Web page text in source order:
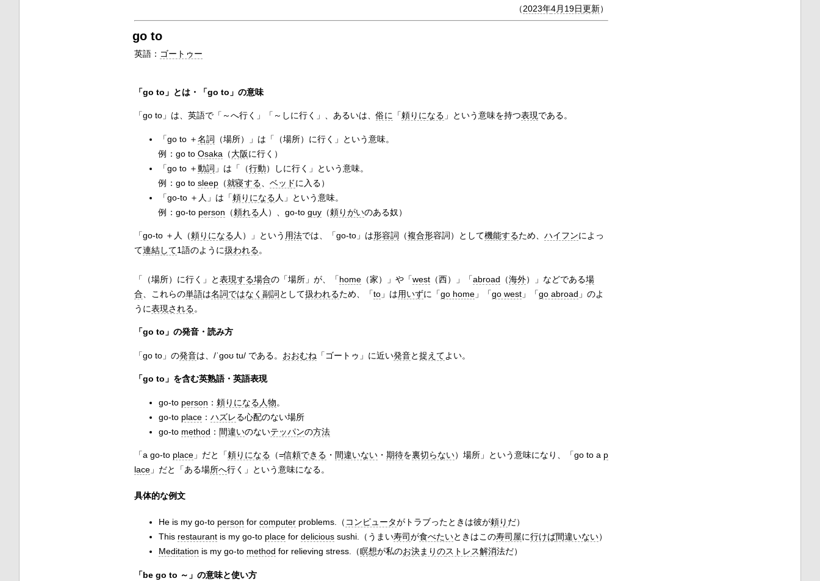
（2023年4月19日更新）
go to
英語： ゴートゥー
「go to」とは・「go to」の意味
「go to」は、英語で「～へ行く」「～しに行く」、あるいは、俗に 「頼りになる 」という意味を持つ表現である。
「go to ＋名詞 （場所）」は「（場所）に行く」という意味。
例：go to Osaka （大阪に行く）
「go to ＋動詞 」は「（行動）しに行く」という意味。
例：go to sleep（就寝する ベッドに入る）
「go-to ＋人」は「頼りになる 人」という意味。
例：go-to person （頼れる 人）、go-to guy（頼りがいのある奴）
「go-to ＋人（頼りになる 人）」という 用法では、「go-to」は形容詞 （複合形容詞）として機能するため、 ハイフンによっ
て連結して1語のように扱われる。
「（場所）に行く」と表現する場合の「場所」が、「home（家）」や「west（西）」「abroad （海外）」などである場
合 、これらの単語は名詞ではなく 副詞として扱われるため、「to」は用いずに「go home」「go west」「go abroad 」のよ
うに表現される。
「go to」の発音・読み方
「go to」の発音は、/ˈɡoʊ tu/ である。 おおむね 「ゴートゥ」に近い発音と捉えてよい。
「go to」を含む英熟語・英語表現
go-to person ： 頼りになる 人物。
go-to place： ハズレる心配のない場所
go-to method ： 間違いのないテッパンの方法
「a go-to place」だと「頼りになる （=信頼できる ・ 間違いない・ 期待を裏切らない）場所」という意味になり、「go to a p
lace」だと「ある場所へ行く」という意味になる。
具体的な例文
He is my go-to person for computerproblems.（ コンピュータがトラブったときは彼が頼り だ）
This restaurantis my go-to placefor delicioussushi.（うまい寿司が食べたいときはこの寿司屋に行けば間違いない）
Meditation is my go-to method for relieving stress.（瞑想が私のお決まりのストレス解消法だ）
「be go to ～」の意味と使い方